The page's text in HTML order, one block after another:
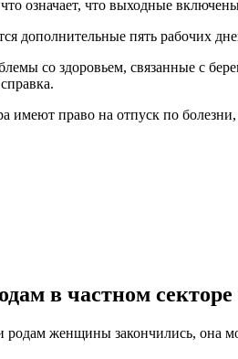
означает, что выходные
дополнительные пять рабочих
со здоровьем, связанные с
имеют право на отпуск по
в частном секторе
родам женщины закончились, она